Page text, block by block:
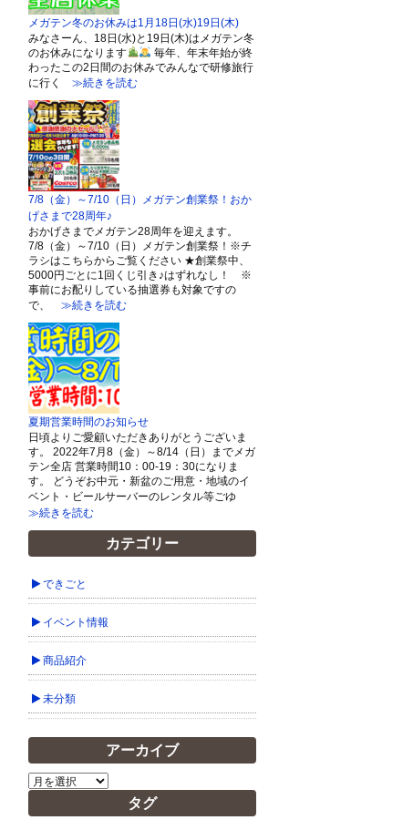
メガテン冬のお休みは1月18日(水)19日(木)
みなさーん、18日(水)と19日(木)はメガテン冬
のお休みになります
毎年、年末年始が終
わったこの2日間のお休みでみんなで研修旅行
に行く
≫続きを読む
7/8（金）～7/10（日）メガテン創業祭！おか
げさまで28周年♪
おかげさまでメガテン28周年を迎えます。
7/8（金）～7/10（日）メガテン創業祭！※チ
ラシはこちらからご覧ください ★創業祭中、
5000円ごとに1回くじ引き♪はずれなし！ ※
事前にお配りしている抽選券も対象ですの
で、
≫続きを読む
夏期営業時間のお知らせ
日頃よりご愛顧いただきありがとうございま
す。 2022年7月8（金）～8/14（日）までメガ
テン全店 営業時間10：00-19：30になりま
す。 どうぞお中元・新盆のご用意・地域のイ
ベント・ビールサーバーのレンタル等ごゆ
≫続きを読む
カテゴリー
できごと
イベント情報
商品紹介
未分類
アーカイブ
ア
ー
カ
タグ